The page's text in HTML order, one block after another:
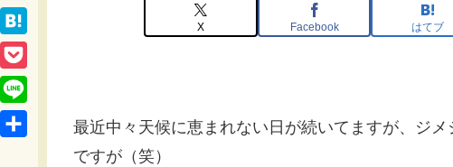
X Facebook はてブ
最近中々天候に恵まれない日が続いてますが、ジ
ですが（笑）
F
a
c
e
b
H
a
t
e
P
o
c
L